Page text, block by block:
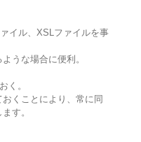
イル、XSLファイルを事
うな場合に便利。
く。
くことにより、常に同
す。